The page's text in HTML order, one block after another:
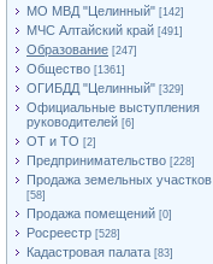
МО МВД "Целинный" [142]
МЧС Алтайский край [491]
Образование [247]
Общество [1361]
ОГИБДД "Целинный" [329]
Официальные выступления
руководителей [6]
ОТ и ТО [2]
Предпринимательство [228]
Продажа земельных участков
[58]
Продажа помещений [0]
Росреестр [528]
Кадастровая палата [83]